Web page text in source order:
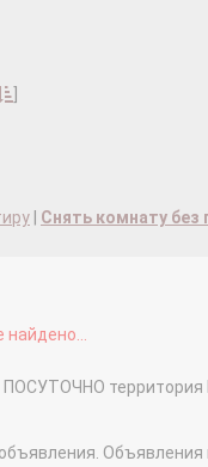
Снять комнату
ПОСУТОЧНО территория
Объявления